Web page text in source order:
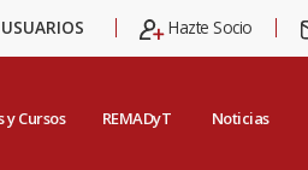
Hazte Socio
y Cursos REMADyT Noticias